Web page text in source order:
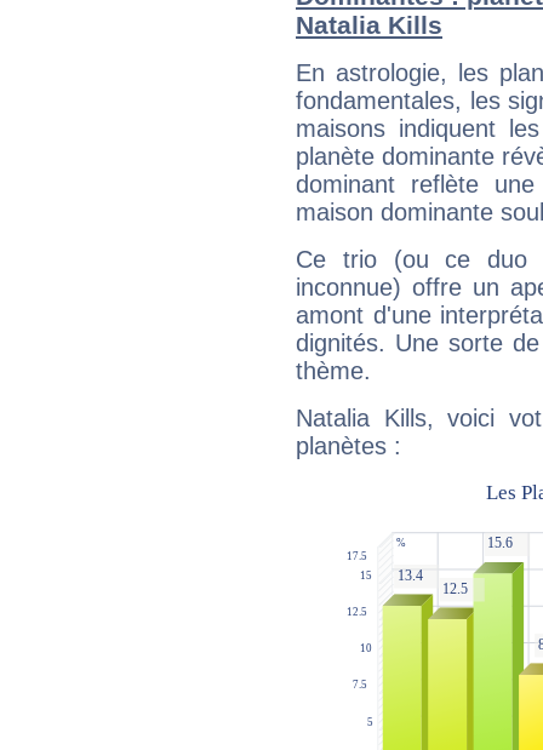
Natalia Kills
En astrologie, les
fondamentales, les
maisons indiquent
planète dominante
dominant reflète
maison dominante
Ce trio (ou ce duo
inconnue) offre un
amont d'une
dignités. Une sorte
thème.
Natalia Kills, voici
planètes :